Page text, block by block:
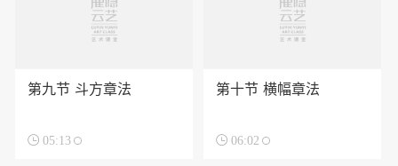
第九节 斗方章法
 05:13
第十节 横幅章法
 06:02